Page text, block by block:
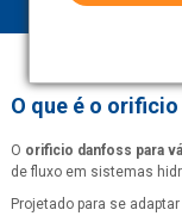
O que é o orificio
O orificio danfoss para
de fluxo em sistemas
Projetado para se